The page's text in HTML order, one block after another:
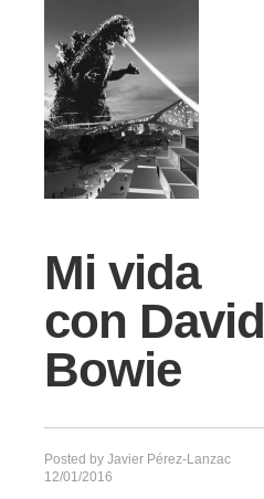
Mi vida
con David
Bowie
Posted by Javier Pérez-Lanzac
12/01/2016